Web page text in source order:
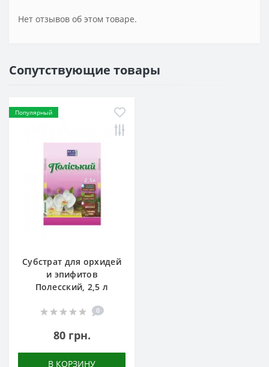
Нет отзывов об этом товаре.
Сопутствующие товары
Популярный
Субстрат для орхидей
и эпифитов
Полесский, 2,5 л
0
80 грн.
В КОРЗИНУ